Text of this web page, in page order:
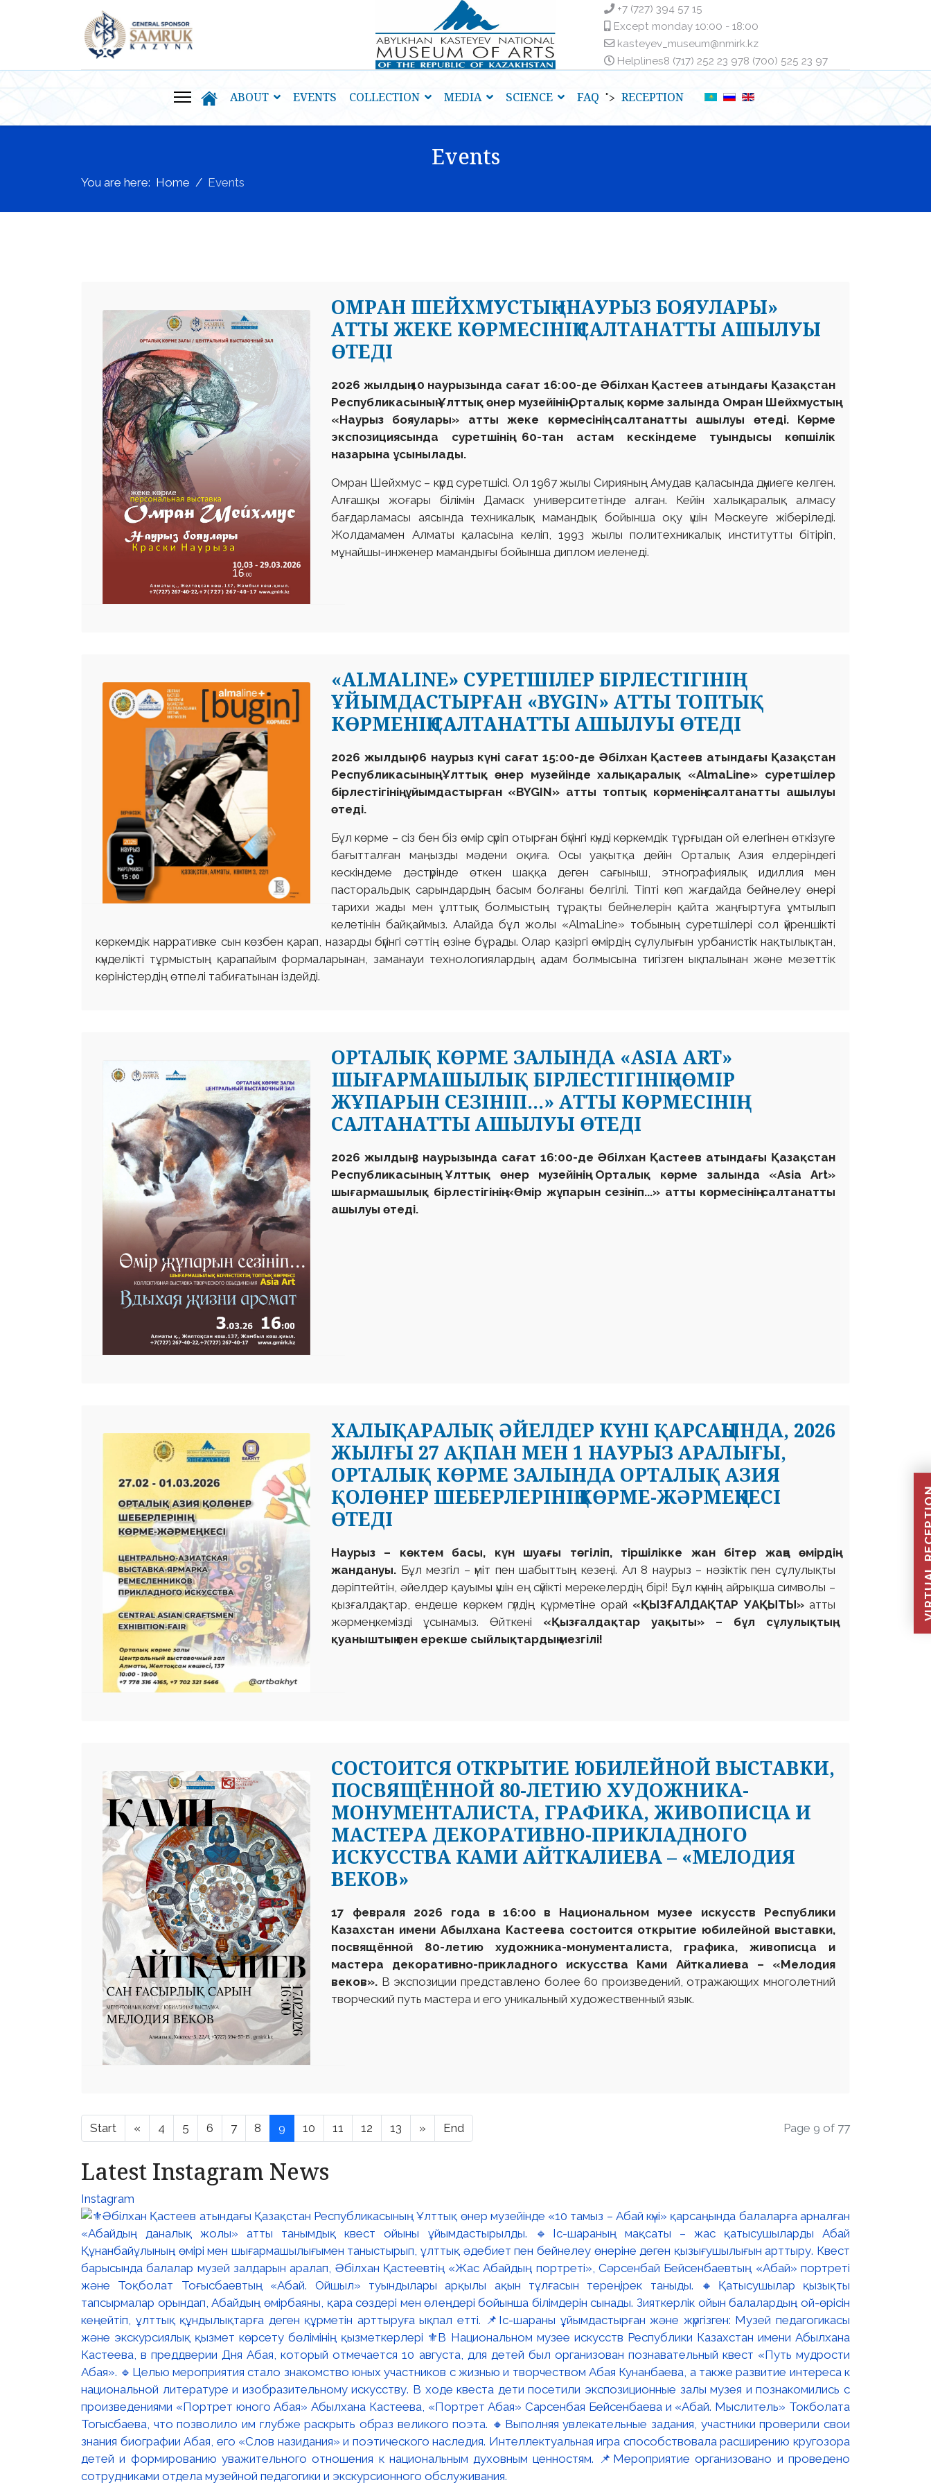
+7 (727) 394 57 15
Except monday 10:00 - 18:00
kasteyev_museum@nmirk.kz
Helplinesㅤ8 (717) 252 23 97ㅤㅤ8 (700) 525 23 97
ABOUT EVENTS COLLECTION MEDIA SCIENCE FAQ "> RECEPTION
Events
You are here: Home Events
ОМРАН ШЕЙХМУСТЫҢ «НАУРЫЗ БОЯУЛАРЫ»
АТТЫ ЖЕКЕ КӨРМЕСІНІҢ САЛТАНАТТЫ АШЫЛУЫ
ӨТЕДІ
2026 жылдың 10 наурызында сағат 16:00-де Әбілхан Қастеев атындағы Қазақстан
Республикасының Ұлттық өнер музейінің Орталық көрме залында Омран Шейхмустың
«Наурыз бояулары» атты жеке көрмесінің салтанатты ашылуы өтеді. Көрме
экспозициясында суретшінің 60-тан астам кескіндеме туындысы көпшілік
назарына ұсынылады.
Омран Шейхмус – күрд суретшісі. Ол 1967 жылы Сирияның Амудaв қаласында дүниеге келген.
Алғашқы жоғары білімін Дамаск университетінде алған. Кейін халықаралық алмасу
бағдарламасы аясында техникалық мамандық бойынша оқу үшін Мәскеуге жіберіледі.
Жолдамамен Алматы қаласына келіп, 1993 жылы политехникалық институтты бітіріп,
мұнайшы-инженер мамандығы бойынша диплом иеленеді.
«ALMALINE» СУРЕТШІЛЕР БІРЛЕСТІГІНІҢ
ҰЙЫМДАСТЫРҒАН «BYGIN» АТТЫ ТОПТЫҚ
КӨРМЕНІҢ САЛТАНАТТЫ АШЫЛУЫ ӨТЕДІ
2026 жылдың 06 наурыз күні сағат 15:00-де Әбілхан Қастеев атындағы Қазақстан
Республикасының Ұлттық өнер музейінде халықаралық «AlmaLine» суретшілер
бірлестігінің ұйымдастырған «BYGIN» атты топтық көрменің салтанатты ашылуы
өтеді.
Бұл көрме – сіз бен біз өмір сүріп отырған бүгінгі күнді көркемдік тұрғыдан ой елегінен өткізуге
бағытталған маңызды мәдени оқиға. Осы уақытқа дейін Орталық Азия елдеріндегі
кескіндеме дәстүрінде өткен шаққа деген сағыныш, этнографиялық идиллия мен
пасторальдық сарындардың басым болғаны белгілі. Тіпті көп жағдайда бейнелеу өнері
тарихи жады мен ұлттық болмыстың тұрақты бейнелерін қайта жаңғыртуға ұмтылып
келетінін байқаймыз. Алайда бұл жолы «AlmaLine» тобының суретшілері сол үйреншікті
көркемдік нарративке сын көзбен қарап, назарды бүгінгі сәттің өзіне бұрады. Олар қазіргі өмірдің сұлулығын урбанистік нақтылықтан,
күнделікті тұрмыстың қарапайым формаларынан, заманауи технологиялардың адам болмысына тигізген ықпалынан және мезеттік
көріністердің өтпелі табиғатынан іздейді.
ОРТАЛЫҚ КӨРМЕ ЗАЛЫНДА «ASIA ART»
ШЫҒАРМАШЫЛЫҚ БІРЛЕСТІГІНІҢ «ӨМІР
ЖҰПАРЫН СЕЗІНІП...» АТТЫ КӨРМЕСІНІҢ
САЛТАНАТТЫ АШЫЛУЫ ӨТЕДІ
2026 жылдың 3 наурызында сағат 16:00-де Әбілхан Қастеев атындағы Қазақстан
Республикасының Ұлттық өнер музейінің Орталық көрме залында «Asia Art»
шығармашылық бірлестігінің «Өмір жұпарын сезініп...» атты көрмесінің салтанатты
ашылуы өтеді.
ХАЛЫҚАРАЛЫҚ ӘЙЕЛДЕР КҮНІ ҚАРСАҢЫНДА, 2026
ЖЫЛҒЫ 27 АҚПАН МЕН 1 НАУРЫЗ АРАЛЫҒЫ,
ОРТАЛЫҚ КӨРМЕ ЗАЛЫНДА ОРТАЛЫҚ АЗИЯ
ҚОЛӨНЕР ШЕБЕРЛЕРІНІҢ КӨРМЕ-ЖӘРМЕҢКЕСІ
ӨТЕДІ
Наурыз – көктем басы, күн шуағы төгіліп, тіршілікке жан бітер жаңа өмірдің
жандануы. Бұл мезгіл – үміт пен шабыттың кезеңі. Ал 8 наурыз – нәзіктік пен сұлулықты
дәріптейтін, әйелдер қауымы үшін ең сүйікті мерекелердің бірі! Бұл күннің айрықша символы –
қызғалдақтар, ендеше көркем гүлдің құрметіне орай «ҚЫЗҒАЛДАҚТАР УАҚЫТЫ»атты
жәрмеңкемізді ұсынамыз. Өйткені «Қызғалдақтар уақыты» – бұл сұлулықтың,
қуаныштың пен ерекше сыйлықтардың мезгілі!
СОСТОИТСЯ ОТКРЫТИЕ ЮБИЛЕЙНОЙ ВЫСТАВКИ,
ПОСВЯЩЁННОЙ 80-ЛЕТИЮ ХУДОЖНИКА-
МОНУМЕНТАЛИСТА, ГРАФИКА, ЖИВОПИСЦА И
МАСТЕРА ДЕКОРАТИВНО-ПРИКЛАДНОГО
ИСКУССТВА КАМИ АЙТКАЛИЕВА – «МЕЛОДИЯ
ВЕКОВ»
17 февраля 2026 года в 16:00 в Национальном музее искусств Республики
Казахстан имени Абылхана Кастеева состоится открытие юбилейной выставки,
посвящённой 80-летию художника-монументалиста, графика, живописца и
мастера декоративно-прикладного искусства Ками Айткалиева – «Мелодия
веков». В экспозиции представлено более 60 произведений, отражающих многолетний
творческий путь мастера и его уникальный художественный язык.
Start « 4 5 6 7 8 9 10 11 12 13 » End Page 9 of 77
Latest Instagram News
Instagram